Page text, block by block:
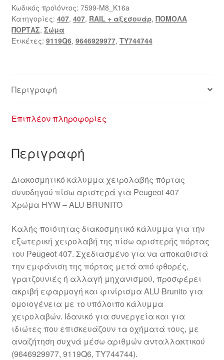
πόρτας
Peugeot
407
9646929977
Κωδικός προϊόντος: 7599-M8_K16a
Κατηγορίες: 407, 407, RAIL + αξεσουάρ, ΠΟΜΟΛΑ
ΠΟΡΤΑΣ, Σώμα
Ετικέτες: 9119Q6, 9646929977, TY744744
Περιγραφή
Επιπλέον πληροφορίες
Περιγραφή
Διακοσμητικό κάλυμμα χειρολαβής πόρτας
συνοδηγού πίσω αριστερά για Peugeot 407
Χρώμα HYW – ALU BRUNITO
Καλής ποιότητας διακοσμητικό κάλυμμα για την
εξωτερική χειρολαβή της πίσω αριστερής πόρτας
του Peugeot 407. Σχεδιασμένο για να αποκαθιστά
την εμφάνιση της πόρτας μετά από φθορές,
γρατζουνιές ή αλλαγή μηχανισμού, προσφέρει
ακριβή εφαρμογή και φινίρισμα ALU Brunitο για
ομοιογένεια με το υπόλοιπο κάλυμμα
χειρολαβών. Ιδανικό για συνεργεία και για
ιδιώτες που επισκευάζουν τα οχήματά τους, με
αναζήτηση συχνά μέσω αριθμών ανταλλακτικού
(9646929977, 9119Q6, TY744744).